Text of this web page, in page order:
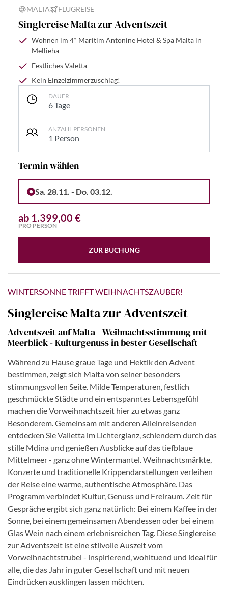
MALTA FLUGREISE
Singlereise Malta zur Adventszeit
Wohnen im 4* Maritim Antonine Hotel & Spa Malta in
Mellieha
Festliches Valetta
Kein Einzelzimmerzuschlag!
DAUER
6 Tage
ANZAHL PERSONEN
1 Person
Termin wählen
Sa. 28.11. - Do. 03.12.
ab 1.399,00 €
PRO PERSON
ZUR BUCHUNG
WINTERSONNE TRIFFT WEIHNACHTSZAUBER!
Singlereise Malta zur Adventszeit
Adventszeit auf Malta - Weihnachtsstimmung mit
Meerblick - Kulturgenuss in bester Gesellschaft
Während zu Hause graue Tage und Hektik den Advent
bestimmen, zeigt sich Malta von seiner besonders
stimmungsvollen Seite. Milde Temperaturen, festlich
geschmückte Städte und ein entspanntes Lebensgefühl
machen die Vorweihnachtszeit hier zu etwas ganz
Besonderem. Gemeinsam mit anderen Alleinreisenden
entdecken Sie Valletta im Lichterglanz, schlendern durch das
stille Mdina und genießen Ausblicke auf das tiefblaue
Mittelmeer - ganz ohne Wintermantel. Weihnachtsmärkte,
Konzerte und traditionelle Krippendarstellungen verleihen
der Reise eine warme, authentische Atmosphäre. Das
Programm verbindet Kultur, Genuss und Freiraum. Zeit für
Gespräche ergibt sich ganz natürlich: Bei einem Kaffee in der
Sonne, bei einem gemeinsamen Abendessen oder bei einem
Glas Wein nach einem erlebnisreichen Tag. Diese Singlereise
zur Adventszeit ist eine stilvolle Auszeit vom
Vorweihnachtstrubel - inspirierend, wohltuend und ideal für
alle, die das Jahr in guter Gesellschaft und mit neuen
Eindrücken ausklingen lassen möchten.